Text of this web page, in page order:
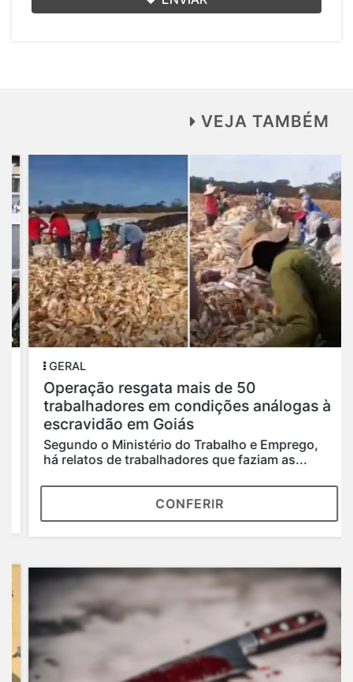
VEJA TAMBÉM
GERAL
Operação resgata mais de 50
trabalhadores em condições análogas à
escravidão em Goiás
Segundo o Ministério do Trabalho e Emprego,
há relatos de trabalhadores que faziam as...
CONFERIR